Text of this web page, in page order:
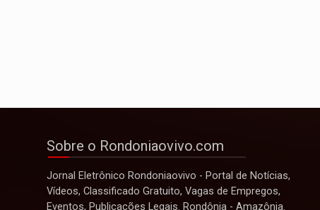
Sobre o Rondoniaovivo.com
Jornal Eletrônico Rondoniaovivo - Portal de Notícias,
Vídeos, Classificado Gratuito, Vagas de Empregos,
Eventos, Publicações Legais. Rondônia - Amazônia.